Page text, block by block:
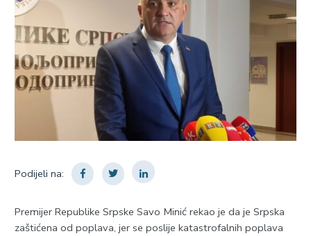
Podijeli na:
Premijer Republike Srpske Savo Minić rekao je da je Srpska
zaštićena od poplava, jer se poslije katastrofalnih poplava